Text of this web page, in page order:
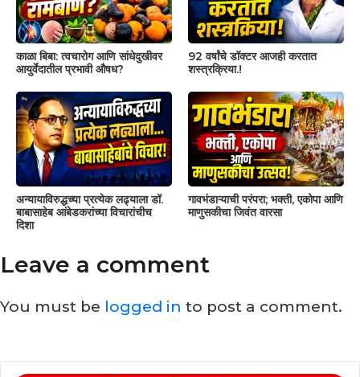
काळा बिबा: त्वचारोग आणि सांधेदुखीवर
आयुर्वेदातील प्रभावी औषध?
92 वर्षांचे डॉक्टर आजही करतात
शस्त्रक्रिया.!
अन्यायाविरुद्धच्या प्रत्येक लढ्याला डॉ.
बाबासाहेब आंबेडकरांच्या विचारांचीच
दिशा
गावभंडाऱ्याची परंपरा; भक्ती, एकोपा आणि
माणुसकीचा जिवंत वारसा
Leave a comment
You must be logged in to post a comment.